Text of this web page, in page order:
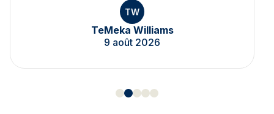
TW
TeMeka Williams
9 août 2026